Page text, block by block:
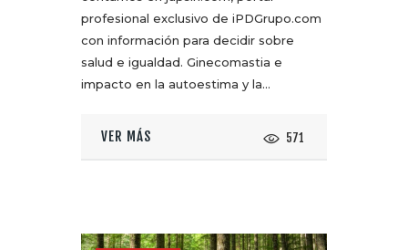
profesional exclusivo de iPDGrupo.com
con información para decidir sobre
salud e igualdad. Ginecomastia e
impacto en la autoestima y la…
VER MÁS 571